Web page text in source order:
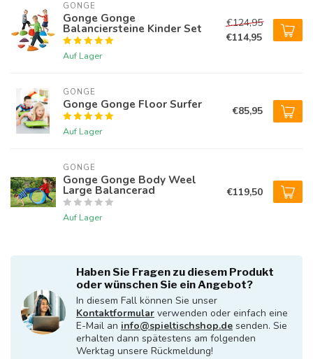
GONGE
Gonge Gonge
Balanciersteine Kinder Set
Auf Lager
€124,95
€114,95
GONGE
Gonge Gonge Floor Surfer
Auf Lager
€85,95
GONGE
Gonge Gonge Body Weel
Large Balancerad
Auf Lager
€119,50
Haben Sie Fragen zu diesem Produkt
oder wünschen Sie ein Angebot?
In diesem Fall können Sie unser
Kontaktformular verwenden oder einfach eine
E-Mail an info@spieltischshop.de senden. Sie
erhalten dann spätestens am folgenden
Werktag unsere Rückmeldung!